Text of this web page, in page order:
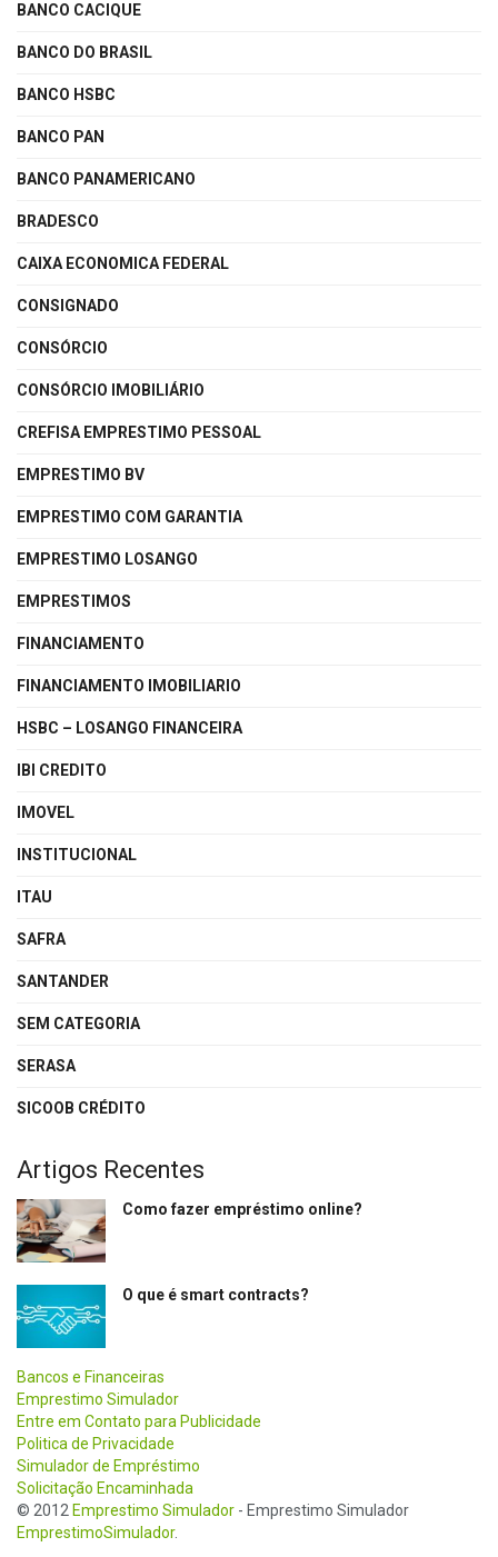
BANCO CACIQUE
BANCO DO BRASIL
BANCO HSBC
BANCO PAN
BANCO PANAMERICANO
BRADESCO
CAIXA ECONOMICA FEDERAL
CONSIGNADO
CONSÓRCIO
CONSÓRCIO IMOBILIÁRIO
CREFISA EMPRESTIMO PESSOAL
EMPRESTIMO BV
EMPRESTIMO COM GARANTIA
EMPRESTIMO LOSANGO
EMPRESTIMOS
FINANCIAMENTO
FINANCIAMENTO IMOBILIARIO
HSBC – LOSANGO FINANCEIRA
IBI CREDITO
IMOVEL
INSTITUCIONAL
ITAU
SAFRA
SANTANDER
SEM CATEGORIA
SERASA
SICOOB CRÉDITO
Artigos Recentes
Como fazer empréstimo online?
O que é smart contracts?
Bancos e Financeiras
Emprestimo Simulador
Entre em Contato para Publicidade
Politica de Privacidade
Simulador de Empréstimo
Solicitação Encaminhada
© 2012 Emprestimo Simulador - Emprestimo Simulador
EmprestimoSimulador.